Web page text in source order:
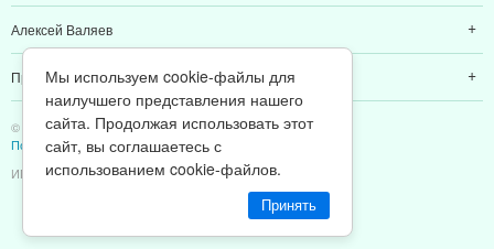
Алексей Валяев
Предназначение быть папой
© 2011-2026 Предназначение быть Женщиной
Политика конфиденциальности
ИП Валяев А. В. | ИНН 380111808709
Мы используем cookie-файлы для
наилучшего представления нашего
сайта. Продолжая использовать этот
сайт, вы соглашаетесь с
использованием cookie-файлов.
Принять